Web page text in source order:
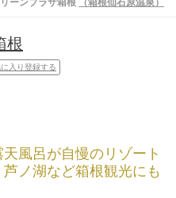
く
根
入り登録する
風呂が自慢のリゾート
ノ湖など箱根観光にも